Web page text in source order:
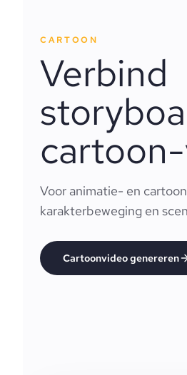
CARTOON
Verbind
Voor animatie- en
karakterbeweging en
Cartoonvideo genereren